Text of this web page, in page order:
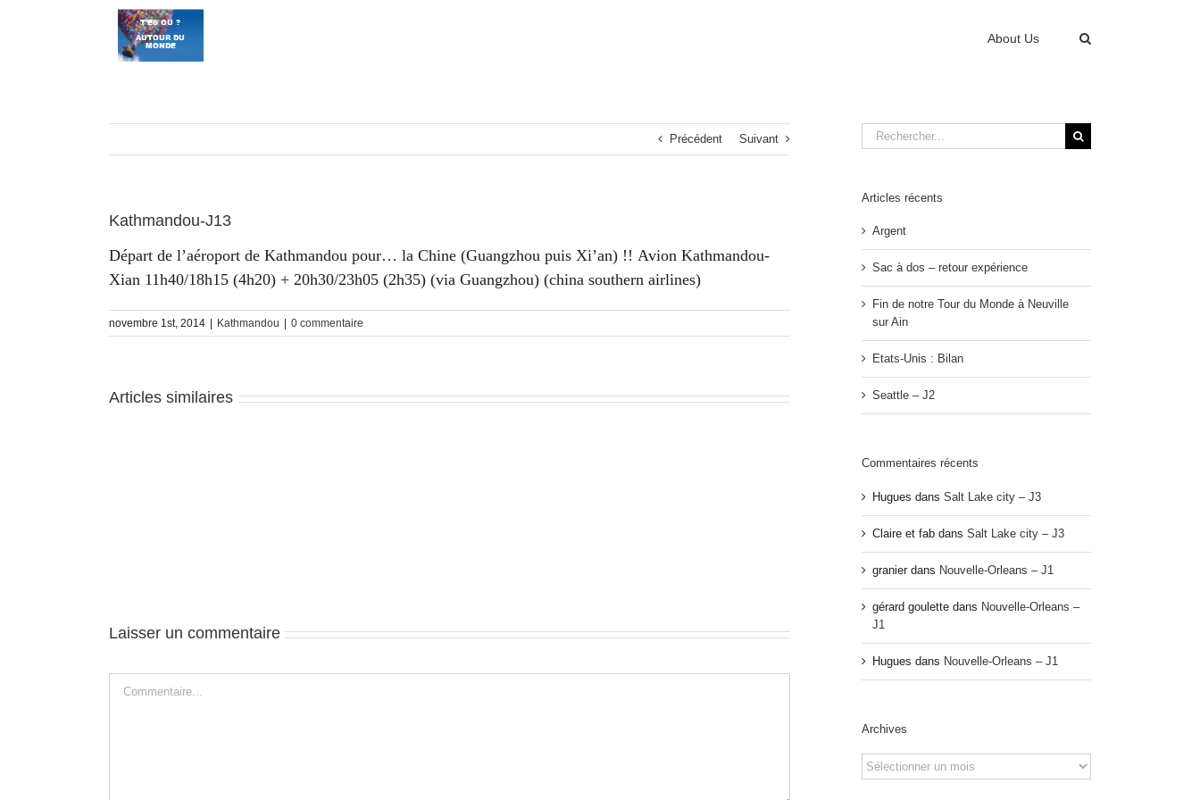
About Us
Précédent Suivant
Kathmandou-J13
Départ de l’aéroport de Kathmandou pour… la Chine (Guangzhou puis Xi’an) !! Avion Kathmandou-
Xian 11h40/18h15 (4h20) + 20h30/23h05 (2h35) (via Guangzhou) (china southern airlines)
novembre 1st, 2014 Kathmandou 0 commentaire
Articles similaires
Laisser un commentaire
Rechercher:
Articles récents
Argent
Sac à dos – retour expérience
Fin de notre Tour du Monde à Neuville
sur Ain
Etats-Unis : Bilan
Seattle – J2
Commentaires récents
Hugues dans Salt Lake city – J3
Claire et fabdans Salt Lake city – J3
granierdans Nouvelle-Orleans – J1
gérard goulettedans Nouvelle-Orleans –
J1
Hugues dans Nouvelle-Orleans – J1
Archives
Archives